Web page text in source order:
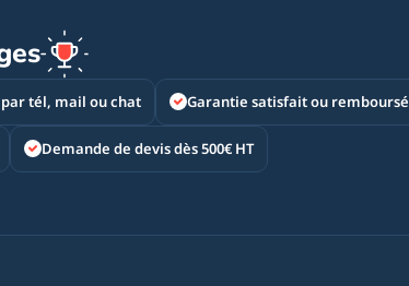
tél, mail ou chat Garantie satisfait ou remboursé
Demande de devis dès 500€ HT